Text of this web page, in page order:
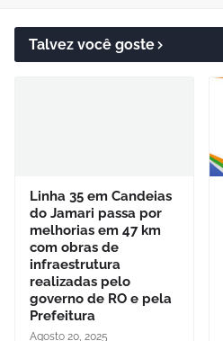
Talvez você goste
Linha 35 em Candeias
do Jamari passa por
melhorias em 47 km
com obras de
infraestrutura
realizadas pelo
governo de RO e pela
Prefeitura
Agosto 20, 2025